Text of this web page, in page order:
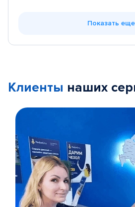
Показать еще
Клиенты наших